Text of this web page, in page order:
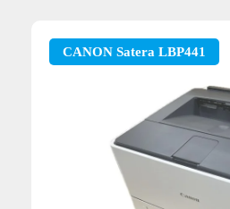
CANON Satera LBP441